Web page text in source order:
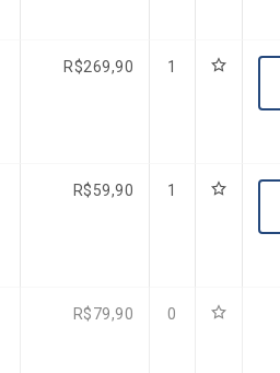
R$269,90 1
R$59,90 1
R$79,90 0